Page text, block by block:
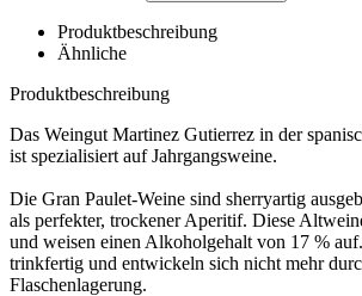
Produktbeschreibung
Ähnliche
Produktbeschreibung
Das Weingut Martinez Gutierrez in der
ist spezialisiert auf Jahrgangsweine.
Die Gran Paulet-Weine sind sherryartig
als perfekter, trockener Aperitif. Diese
und weisen einen Alkoholgehalt von 17 %
trinkfertig und entwickeln sich nicht mehr
Flaschenlagerung.